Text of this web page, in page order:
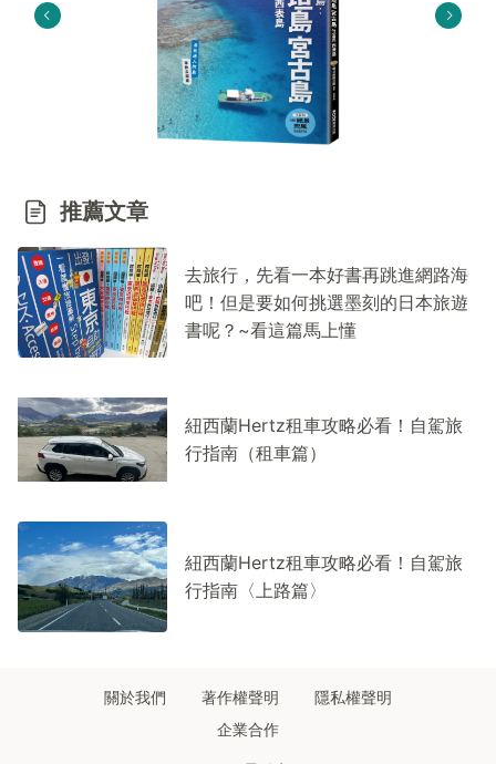
推薦文章
去旅行，先看一本好書再跳進網路海
吧！但是要如何挑選墨刻的日本旅遊
書呢？~看這篇馬上懂
紐西蘭Hertz租車攻略必看！自駕旅
行指南（租車篇）
紐西蘭Hertz租車攻略必看！自駕旅
行指南〈上路篇〉
關於我們 著作權聲明
隱私權聲明
企業合作